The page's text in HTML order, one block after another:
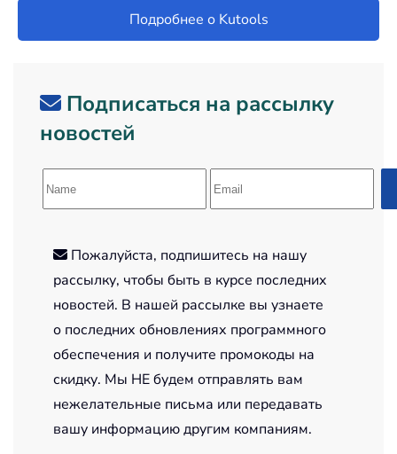
Подробнее о Kutools
Подписаться на рассылку
новостей
Пожалуйста, подпишитесь на нашу
рассылку, чтобы быть в курсе последних
новостей. В нашей рассылке вы узнаете
о последних обновлениях программного
обеспечения и получите промокоды на
скидку. Мы НЕ будем отправлять вам
нежелательные письма или передавать
вашу информацию другим компаниям.